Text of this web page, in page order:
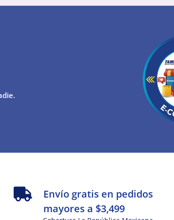
Envío gratis en pedidos
mayores a $3,499